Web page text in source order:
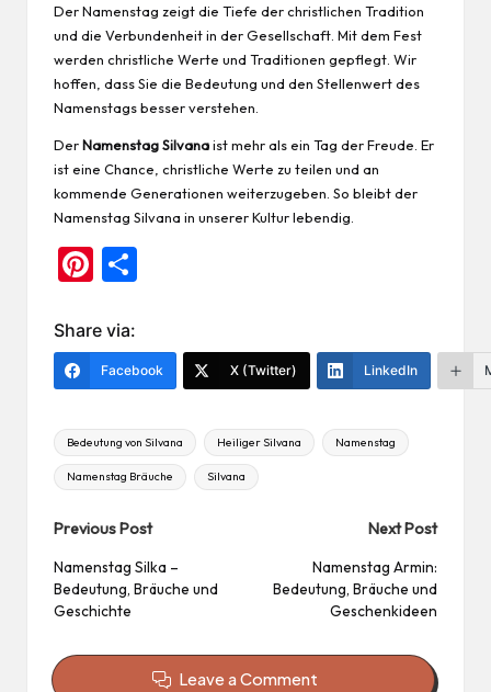
Der Namenstag zeigt die Tiefe der christlichen Tradition
und die Verbundenheit in der Gesellschaft. Mit dem Fest
werden christliche Werte und Traditionen gepflegt. Wir
hoffen, dass Sie die Bedeutung und den Stellenwert des
Namenstags besser verstehen.
DerNamenstag Silvanaist mehr als ein Tag der Freude. Er
ist eine Chance, christliche Werte zu teilen und an
kommende Generationen weiterzugeben. So bleibt der
Namenstag Silvana in unserer Kultur lebendig.
Pi
er
es
t
Share via:
Facebook X (Twitter) LinkedIn
Tags:
Bedeutung von Silvana Heiliger Silvana Namenstag
Namenstag Bräuche Silvana
Post
navigation
Previous Post
Namenstag Silka –
Bedeutung, Bräuche und
Geschichte
Next Post
Namenstag Armin:
Bedeutung, Bräuche und
Geschenkideen
Leave a Comment